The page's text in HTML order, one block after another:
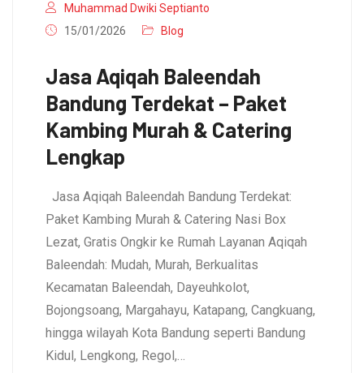
Muhammad Dwiki Septianto
15/01/2026
Blog
Jasa Aqiqah Baleendah
Bandung Terdekat – Paket
Kambing Murah & Catering
Lengkap
Jasa Aqiqah Baleendah Bandung Terdekat:
Paket Kambing Murah & Catering Nasi Box
Lezat, Gratis Ongkir ke Rumah Layanan Aqiqah
Baleendah: Mudah, Murah, Berkualitas
Kecamatan Baleendah, Dayeuhkolot,
Bojongsoang, Margahayu, Katapang, Cangkuang,
hingga wilayah Kota Bandung seperti Bandung
Kidul, Lengkong, Regol,…